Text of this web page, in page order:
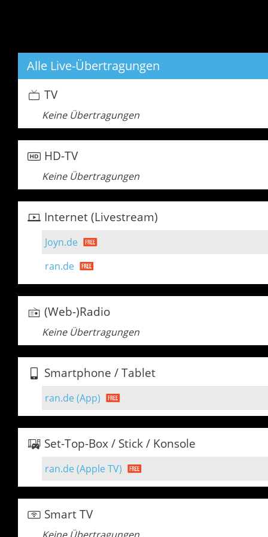
Alle Live-Übertragungen
TV
Keine Übertragungen
HD-TV
Keine Übertragungen
Internet (Livestream)
Joyn.de
ran.de
(Web-)Radio
Keine Übertragungen
Smartphone / Tablet
ran.de (App)
Set-Top-Box / Stick / Konsole
ran.de (Apple TV)
Smart TV